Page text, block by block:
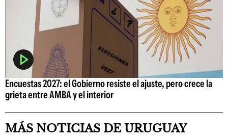
Encuestas 2027: el Gobierno resiste el ajuste, pero crece la
grieta entre AMBA y el interior
MÁS NOTICIAS DE URUGUAY